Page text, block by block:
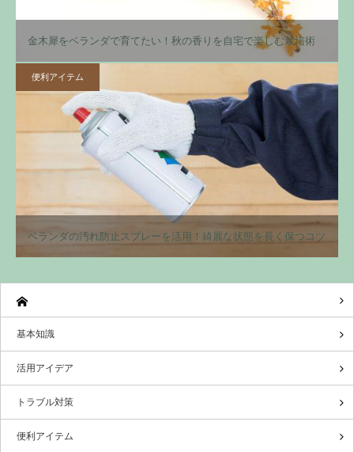
金木犀をベランダで育てたい！秋の香りを自宅で楽しむ栽培術
便利アイテム
ベランダの汚れ防止スプレーを活用！綺麗な状態を長く保つコツ
基本知識
活用アイデア
トラブル対策
便利アイテム